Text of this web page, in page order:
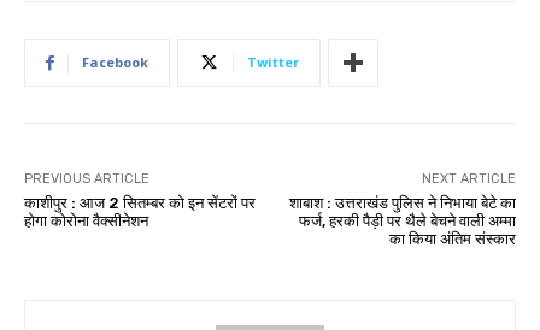
Facebook Twitter
PREVIOUS ARTICLE
काशीपुर : आज 2 सितम्बर को इन सेंटरों पर
होगा कोरोना वैक्सीनेशन
NEXT ARTICLE
शाबाश : उत्तराखंड पुलिस ने निभाया बेटे का
फर्ज, हरकी पैड़ी पर थैले बेचने वाली अम्मा
का किया अंतिम संस्कार